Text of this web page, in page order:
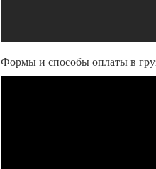
Формы и способы оплаты в